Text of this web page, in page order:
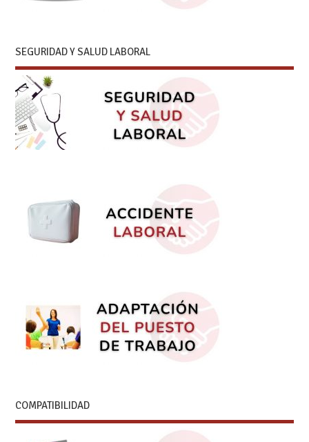
SEGURIDAD Y SALUD LABORAL
COMPATIBILIDAD